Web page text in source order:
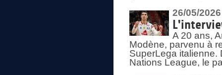
26/05/2026
A 20 ans,
Modène, parvenu à
SuperLega italienne.
Nations League, le